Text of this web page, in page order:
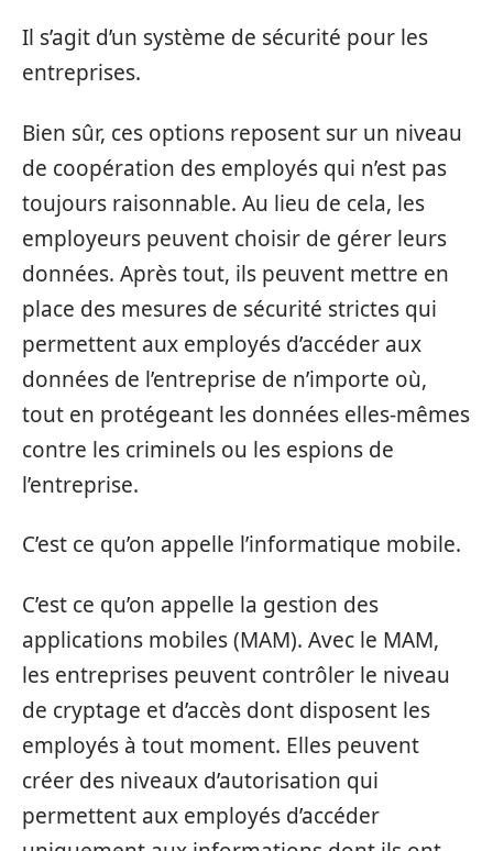
Il s’agit d’un système de sécurité pour les
entreprises.
Bien sûr, ces options reposent sur un niveau
de coopération des employés qui n’est pas
toujours raisonnable. Au lieu de cela, les
employeurs peuvent choisir de gérer leurs
données. Après tout, ils peuvent mettre en
place des mesures de sécurité strictes qui
permettent aux employés d’accéder aux
données de l’entreprise de n’importe où,
tout en protégeant les données elles-mêmes
contre les criminels ou les espions de
l’entreprise.
C’est ce qu’on appelle l’informatique mobile.
C’est ce qu’on appelle la gestion des
applications mobiles (MAM). Avec le MAM,
les entreprises peuvent contrôler le niveau
de cryptage et d’accès dont disposent les
employés à tout moment. Elles peuvent
créer des niveaux d’autorisation qui
permettent aux employés d’accéder